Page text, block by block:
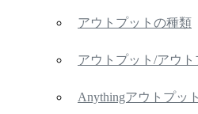
アウトプットの種類
アウトプット/アウ
Anythingアウトプット